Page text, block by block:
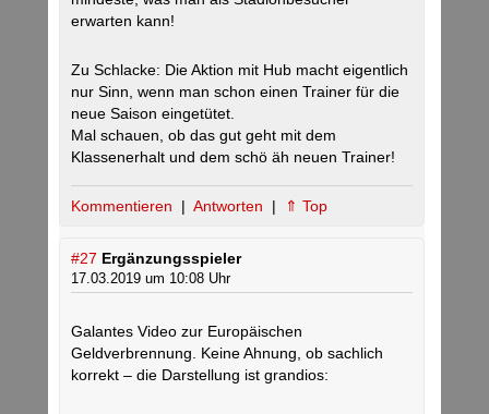
erwarten kann!
Zu Schlacke: Die Aktion mit Hub macht eigentlich
nur Sinn, wenn man schon einen Trainer für die
neue Saison eingetütet.
Mal schauen, ob das gut geht mit dem
Klassenerhalt und dem schö äh neuen Trainer!
Kommentieren | Antworten | ⇑ Top
#27 Ergänzungsspieler
17.03.2019 um 10:08 Uhr
Galantes Video zur Europäischen
Geldverbrennung. Keine Ahnung, ob sachlich
korrekt – die Darstellung ist grandios: